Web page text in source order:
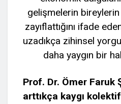
gelişmelerin
zayıflattığını ifade
uzadıkça zihinsel
daha yaygın bir
Prof. Dr. Ömer Faruk
arttıkça kaygı